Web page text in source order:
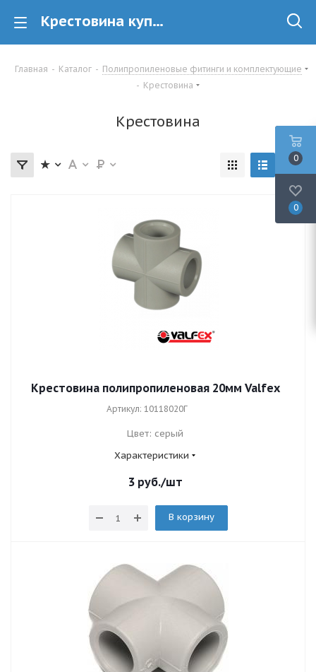
Крестовина купить в Минске
Главная - Каталог - Полипропиленовые фитинги и комплектующие
- Крестовина
Крестовина
Крестовина полипропиленовая 20мм Valfex
Артикул: 10118020Г
Цвет: серый
Характеристики
3 руб./шт
В корзину
0
0